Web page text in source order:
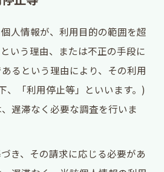
人情報が、利用目的の範囲を超
いう理由、または不正の手段に
るという理由により、その利用
、「利用停止等」といいます。)
遅滞なく必要な調査を行いま
き、その請求に応じる必要があ